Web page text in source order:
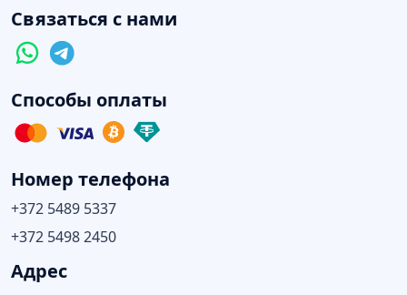
Связаться с нами
Способы оплаты
Номер телефона
+372 5489 5337
+372 5498 2450
Адрес